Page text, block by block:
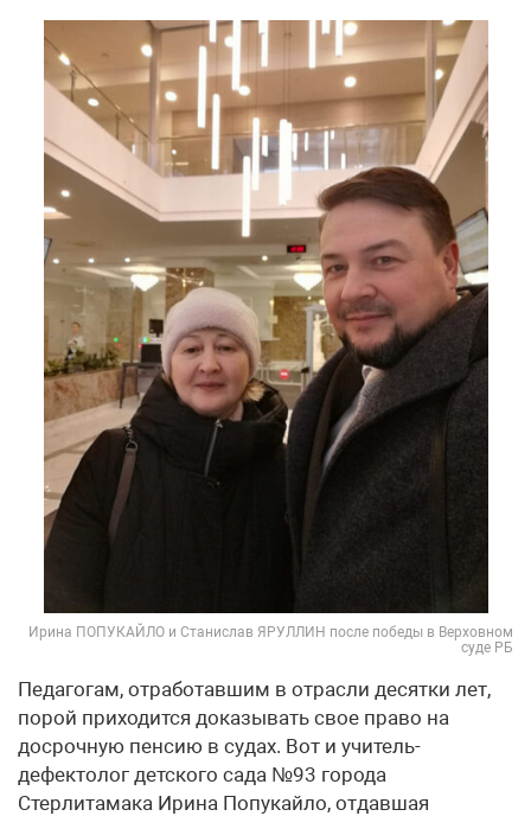
Ирина ПОПУКАЙЛО и Станислав ЯРУЛЛИН после победы в Верховном
суде РБ
Педагогам, отработавшим в отрасли десятки лет,
порой приходится доказывать свое право на
досрочную пенсию в судах. Вот и учитель-
дефектолог детского сада №93 города
Стерлитамака Ирина Попукайло, отдавшая